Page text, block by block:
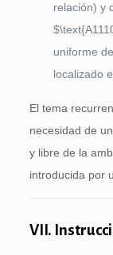
relación) y
uniforme
localizado
El tema
necesidad de
y libre de la
introducida por
VII.